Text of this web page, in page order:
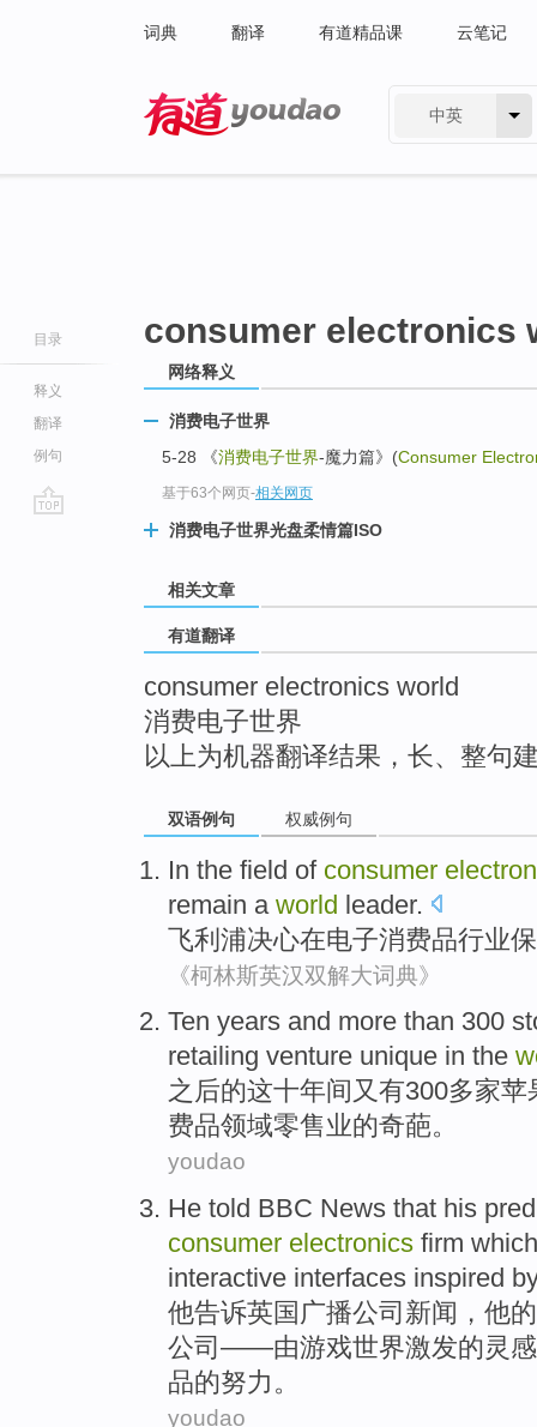
词典 翻译 有道精品课 云笔记
中英
目录
释义
翻译
例句
consumer electronics
网络释义
消费电子世界
5-28 《消费电子世界-魔力篇》(Consumer
基于63个网页-相关网页
消费电子世界光盘柔情篇ISO
相关文章
有道翻译
consumer electronics world
消费电子世界
以上为机器翻译结果，长、整句
双语例句 权威例句
In the field of consumer
remain a world leader.
飞利浦决心在电子消费品行业
《柯林斯英汉双解大词典》
Ten years and more than 300
retailing venture unique in the
之后的这十年间 又有300多家苹
费品领域零售业的奇葩。
youdao
He told BBC News that his
consumer electronics firm
interactive interfaces inspired
他告诉英国广播公司 新闻 ， 他的
公司 ——由游戏世界激发的灵
品的努力 。
youdao